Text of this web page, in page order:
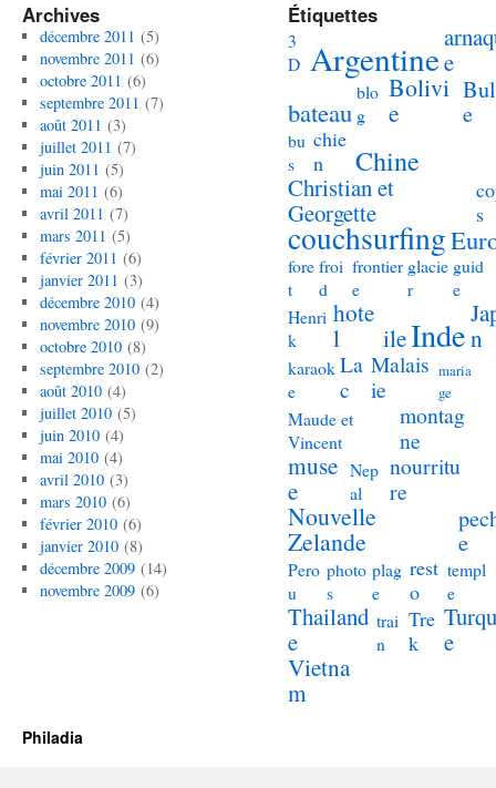
Archives
décembre 2011 (5)
novembre 2011 (6)
octobre 2011 (6)
septembre 2011 (7)
août 2011 (3)
juillet 2011 (7)
juin 2011 (5)
mai 2011 (6)
avril 2011 (7)
mars 2011 (5)
février 2011 (6)
janvier 2011 (3)
décembre 2010(4)
novembre 2010(9)
octobre 2010(8)
septembre 2010(2)
août 2010(4)
juillet 2010(5)
juin 2010(4)
mai 2010(4)
avril 2010(3)
mars 2010(6)
février 2010(6)
janvier 2010(8)
décembre 2009(14)
novembre 2009(6)
Étiquettes
3
D Argentinee
bateau
blo
g
Bolivi
e
e
bu
s
chie
n
Chine
Christian et
Georgette
s
couchsurfing
fore
t
froi
d
frontier
e
glacie
r
guid
e
Henri
k
hote
l
ileInden
karaok
e
La
c
Malais
ie
maria
ge
Maude et
Vincent
montag
ne
muse
e
Nep
al
nourritu
re
Nouvelle
Zelande
e
Pero
u
photo
s
plag
e
rest
o
templ
e
Thailand
e
trai
n
Tre
k
e
Vietna
m
Philadia